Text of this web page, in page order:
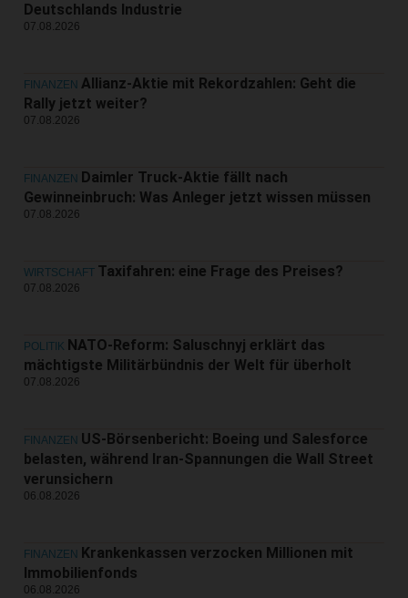
Deutschlands Industrie
07.08.2026
FINANZEN Allianz-Aktie mit Rekordzahlen: Geht die
Rally jetzt weiter?
07.08.2026
FINANZEN
Daimler Truck-Aktie fällt nach
Gewinneinbruch: Was Anleger jetzt wissen müssen
07.08.2026
WIRTSCHAFT Taxifahren: eine Frage des Preises?
07.08.2026
POLITIK NATO-Reform: Saluschnyj erklärt das
mächtigste Militärbündnis der Welt für überholt
07.08.2026
FINANZEN US-Börsenbericht: Boeing und Salesforce
belasten, während Iran-Spannungen die Wall Street
verunsichern
06.08.2026
FINANZEN
Krankenkassen verzocken Millionen mit
Immobilienfonds
06.08.2026